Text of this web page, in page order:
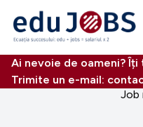
Ai nevoie de oameni?
Trimite un e-mail:
Job